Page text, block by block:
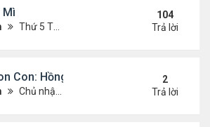
Mì
Thứ 5 Tháng 10 15, 2020 1:26 pm
104
Trả lời
Con: Hồng Vân, Đại Nghĩa
Chủ nhật Tháng 12 20, 2020 8:06 pm
2
Trả lời